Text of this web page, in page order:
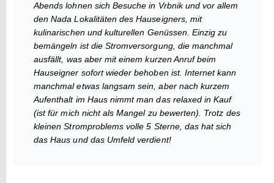
Abends lohnen sich Besuche in Vrbnik und vor allem
den Nada Lokalitäten des Hauseigners, mit
kulinarischen und kulturellen Genüssen. Einzig zu
bemängeln ist die Stromversorgung, die manchmal
ausfällt, was aber mit einem kurzen Anruf beim
Hauseigner sofort wieder behoben ist. Internet kann
manchmal etwas langsam sein, aber nach kurzem
Aufenthalt im Haus nimmt man das relaxed in Kauf
(ist für mich nicht als Mangel zu bewerten). Trotz des
kleinen Stromproblems volle 5 Sterne, das hat sich
das Haus und das Umfeld verdient!